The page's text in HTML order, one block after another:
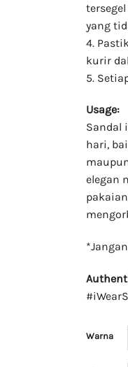
yang
4.
kurir
5.
Usage:
Sandal
hari,
elegan
Warna